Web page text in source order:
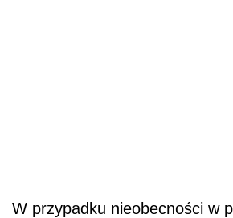
W przypadku nieobecności w